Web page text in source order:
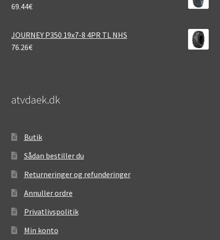
69.44€
JOURNEY P350 19x7-8 4PR TL NHS
76.26€
atvdaek.dk
Butik
Sådan bestiller du
Returneringer og refunderinger
Annuller ordre
Privatlivspolitik
Min konto